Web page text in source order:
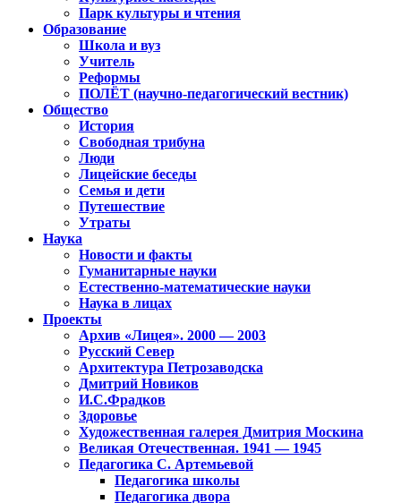
Парк культуры и чтения
Образование
Школа и вуз
Учитель
Реформы
ПОЛЁТ (научно-педагогический вестник)
Общество
История
Свободная трибуна
Люди
Лицейские беседы
Семья и дети
Путешествие
Утраты
Наука
Новости и факты
Гуманитарные науки
Естественно-математические науки
Наука в лицах
Проекты
Архив «Лицея». 2000 — 2003
Русский Север
Архитектура Петрозаводска
Дмитрий Новиков
И.С.Фрадков
Здоровье
Художественная галерея Дмитрия Москина
Великая Отечественная. 1941 — 1945
Педагогика С. Артемьевой
Педагогика школы
Педагогика двора